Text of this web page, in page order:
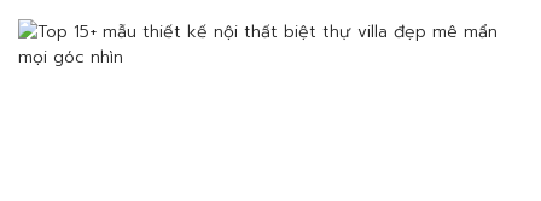
mẫu thiết […]